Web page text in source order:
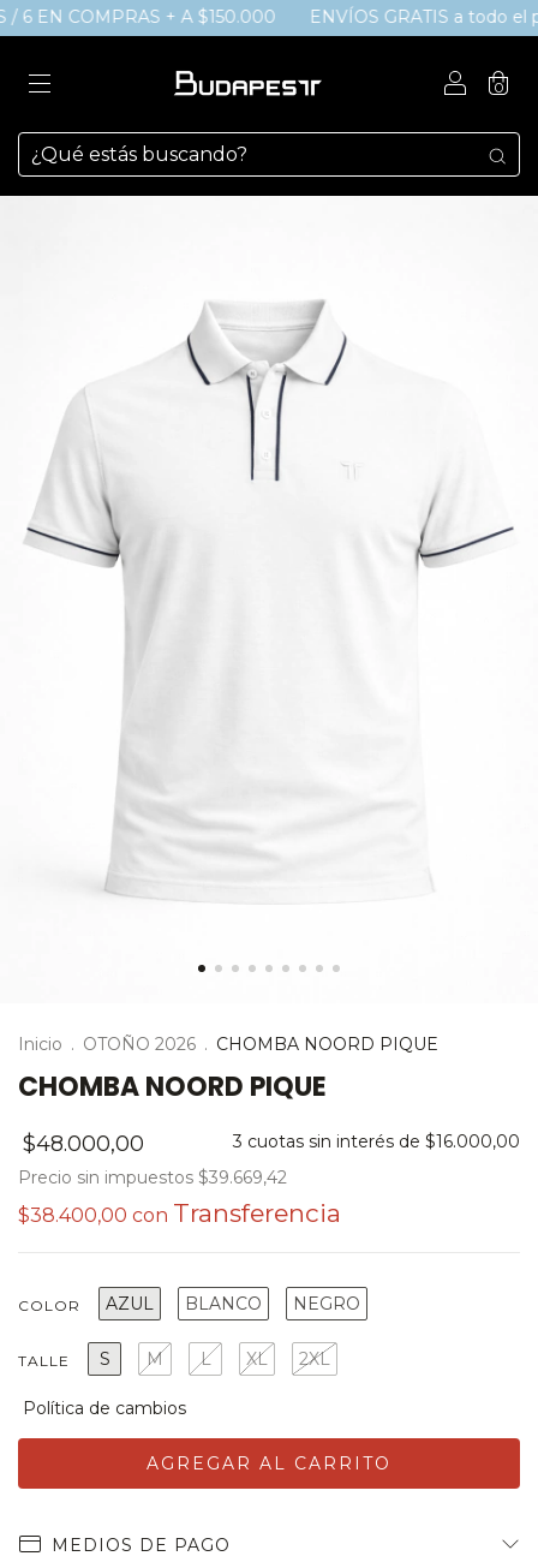
EN COMPRAS + A $150.000 ENVÍOS GRATIS a todo el
0
Inicio . OTOÑO 2026 . CHOMBA NOORD PIQUE
CHOMBA NOORD PIQUE
$48.000,00 3 cuotas sin interés de $16.000,00
Precio sin impuestos $39.669,42
$38.400,00 con
COLOR AZUL BLANCO NEGRO
TALLE S M L XL 2XL
MEDIOS DE PAGO